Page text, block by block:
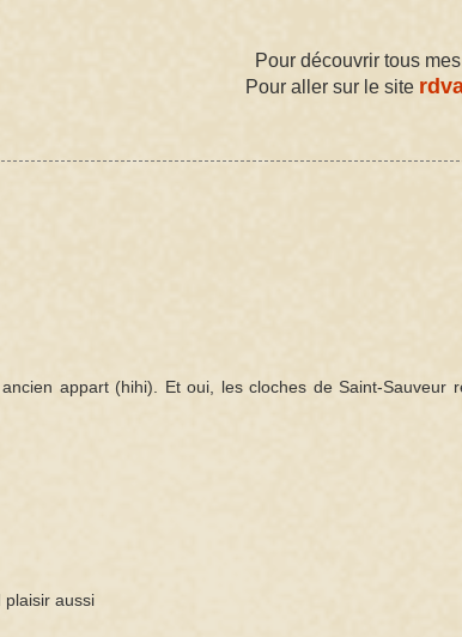
Pour découvrir tous mes
Pour aller sur le site
appart (hihi). Et oui, les cloches de Saint-Sauveur
plaisir aussi